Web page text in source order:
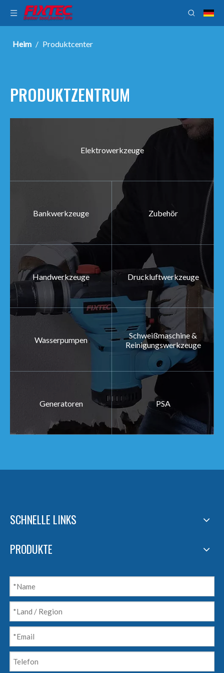
Heim / Produktcenter
PRODUKTZENTRUM
Elektrowerkzeuge
Bankwerkzeuge Zubehör
Handwerkzeuge Druckluftwerkzeuge
Wasserpumpen
Schweißmaschine &
Reinigungswerkzeuge
Generatoren PSA
SCHNELLE LINKS
PRODUKTE